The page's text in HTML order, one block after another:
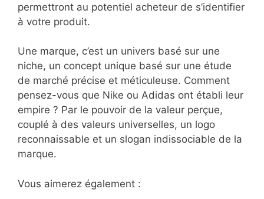
permettront au potentiel acheteur de s’identifier
à votre produit.
Une marque, c’est un univers basé sur une
niche, un concept unique basé sur une étude
de marché précise et méticuleuse. Comment
pensez-vous que Nike ou Adidas ont établi leur
empire ? Par le pouvoir de la valeur perçue,
couplé à des valeurs universelles, un logo
reconnaissable et un slogan indissociable de la
marque.
Vous aimerez également :